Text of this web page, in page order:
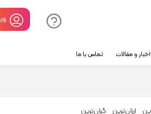
اخبار و مقالات تماس با ما
ارزان‌ترین گران‌ترین